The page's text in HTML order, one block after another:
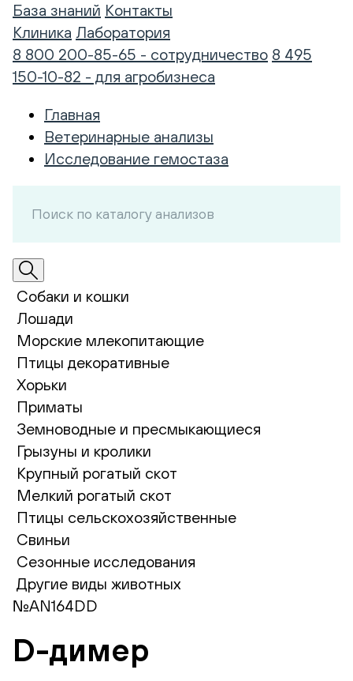
База знаний Контакты
Клиника Лаборатория
8 800 200-85-65 - сотрудничество 8 495
150-10-82 - для агробизнеса
Главная
Ветеринарные анализы
Исследование гемостаза
Собаки и кошки
Лошади
Морские млекопитающие
Птицы декоративные
Хорьки
Приматы
Земноводные и пресмыкающиеся
Грызуны и кролики
Крупный рогатый скот
Мелкий рогатый скот
Птицы сельскохозяйственные
Свиньи
Сезонные исследования
Другие виды животных
№AN164DD
D-димер